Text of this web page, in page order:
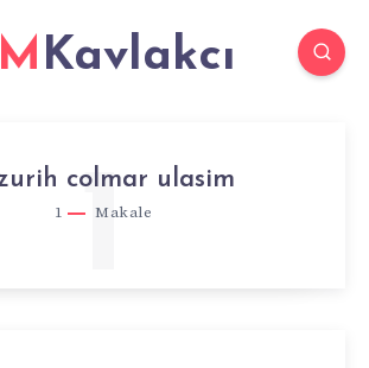
MKavlakcı
colmar ulasim
1 Makale
1